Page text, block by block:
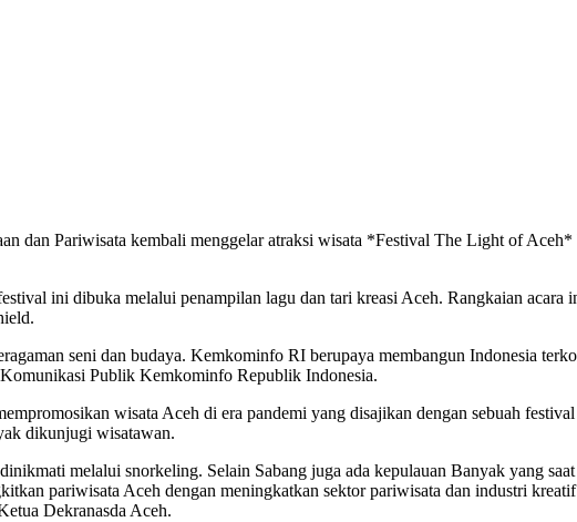
dan Pariwisata kembali menggelar atraksi wisata *Festival The Light of
ini dibuka melalui penampilan lagu dan tari kreasi Aceh. Rangkaian acara
seni dan budaya. Kemkominfo RI berupaya membangun Indonesia
Publik Kemkominfo Republik Indonesia.
wisata Aceh di era pandemi yang disajikan dengan sebuah
dikunjugi wisatawan.
melalui snorkeling. Selain Sabang juga ada kepulauan Banyak yang
pariwisata Aceh dengan meningkatkan sektor pariwisata dan industri
Dekranasda Aceh.